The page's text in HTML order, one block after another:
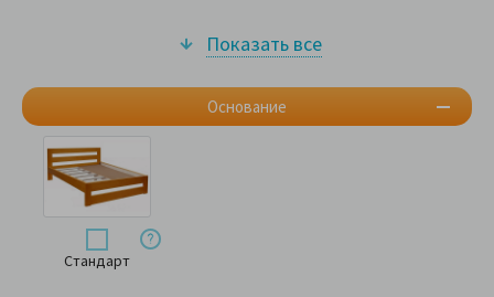
Основание
Показать все
Стандарт